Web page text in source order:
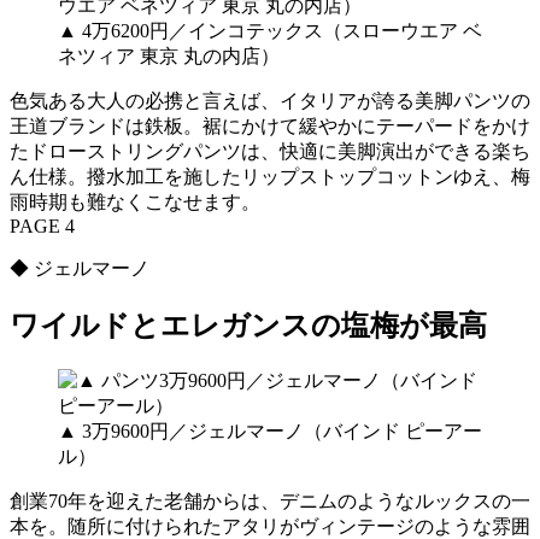
▲ 4万6200円／インコテックス（スローウエア ベ
ネツィア 東京 丸の内店）
色気ある大人の必携と言えば、イタリアが誇る美脚パンツの
王道ブランドは鉄板。裾にかけて緩やかにテーパードをかけ
たドローストリングパンツは、快適に美脚演出ができる楽ち
ん仕様。撥水加工を施したリップストップコットンゆえ、梅
雨時期も難なくこなせます。
PAGE 4
◆ ジェルマーノ
ワイルドとエレガンスの塩梅が最高
▲ 3万9600円／ジェルマーノ（バインド ピーアー
ル）
創業70年を迎えた老舗からは、デニムのようなルックスの一
本を。随所に付けられたアタリがヴィンテージのような雰囲